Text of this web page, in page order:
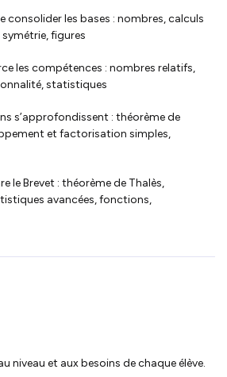
consolider les bases : nombres, calculs
figures
les compétences : nombres relatifs,
statistiques
s’approfondissent : théorème de
et factorisation simples,
le Brevet : théorème de Thalès,
avancées, fonctions,
niveau et aux besoins de chaque élève.